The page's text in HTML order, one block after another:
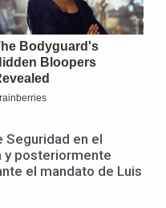
Seguridad en el
y posteriormente
el mandato de Luis